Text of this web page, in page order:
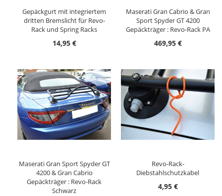
Gepäckgurt mit integriertem
dritten Bremslicht für Revo-
Rack und Spring Racks
14,95 €
Maserati Gran Cabrio & Gran
Sport Spyder GT 4200
Gepäckträger : Revo-Rack PA
469,95 €
Maserati Gran Sport Spyder GT
4200 & Gran Cabrio
Gepäckträger : Revo-Rack
Schwarz
Revo-Rack-
Diebstahlschutzkabel
4,95 €